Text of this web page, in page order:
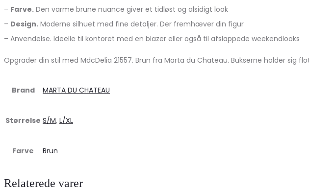
– Farve. Den varme brune nuance giver et tidløst og alsidigt look
– Design. Moderne silhuet med fine detaljer. Der fremhæver din figur
– Anvendelse. Ideelle til kontoret med en blazer eller også til afslappede weekendlooks
Opgrader din stil med MdcDelia 21557. Brun fra Marta du Chateau. Bukserne holder sig
Brand MARTA DU CHATEAU
Størrelse S/M, L/XL
Farve Brun
Relaterede varer